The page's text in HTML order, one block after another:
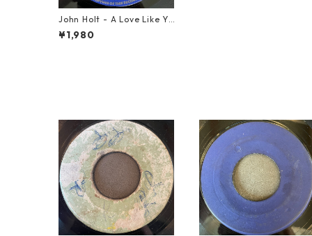
John Holt - A Love Like Yo
urs【7-21057】
¥1,980